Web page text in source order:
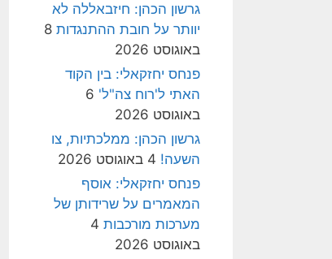
גרשון הכהן: חיזבאללה לא
יוותר על חובת ההתנגדות 8
באוגוסט 2026
פנחס יחזקאלי: בין הקוד
האתי ל'רוח צה"ל' 6
באוגוסט 2026
גרשון הכהן: ממלכתיות, צו
השעה! 4 באוגוסט 2026
פנחס יחזקאלי: אוסף
המאמרים על שרידותן של
מערכות מורכבות 4
באוגוסט 2026